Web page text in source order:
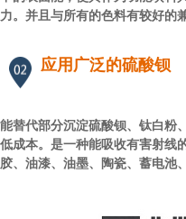
力。并且与所有的色料有较好的
应用广泛的硫酸钡
能替代部分沉淀硫酸钡、钛白粉
低成本。是一种能吸收有害射线
胶、油漆、油墨、陶瓷、蓄电池